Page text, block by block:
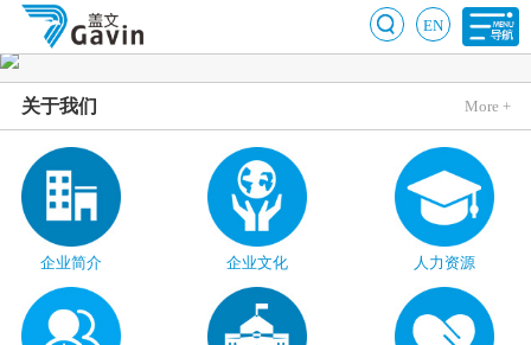
EN
关于我们 More +
企业简介 企业文化 人力资源